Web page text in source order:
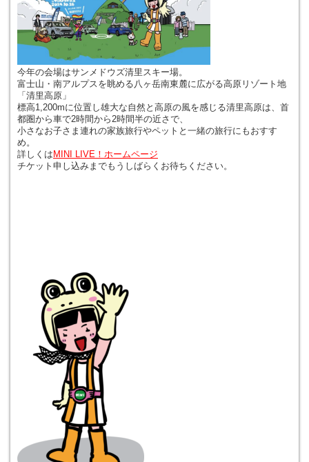
今年の会場はサンメドウズ清里スキー場。
富士山・南アルプスを眺める八ヶ岳南東麓に広がる高原リゾート地
「清里高原」
標高1,200mに位置し雄大な自然と高原の風を感じる清里高原は、首
都圏から車で2時間から2時間半の近さで、
小さなお子さま連れの家族旅行やペットと一緒の旅行にもおすす
め。
詳しくはMINI LIVE！ホームページ
チケット申し込みまでもうしばらくお待ちください。